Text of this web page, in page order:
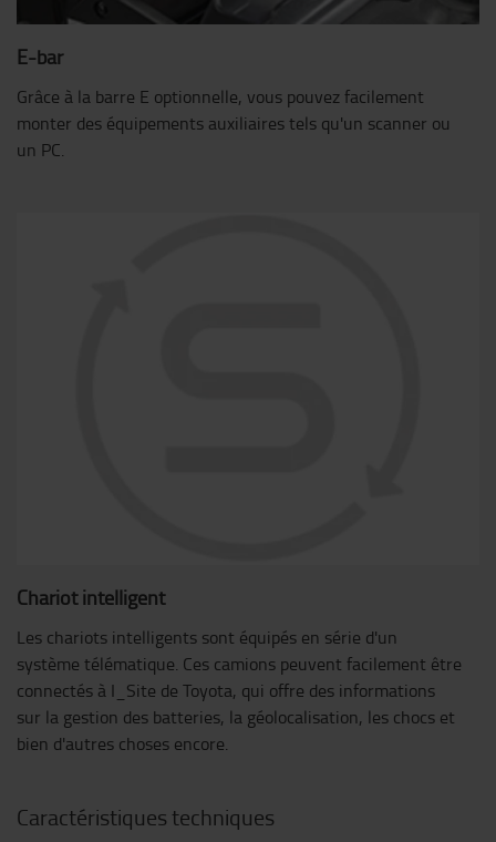
E-bar
Grâce à la barre E optionnelle, vous pouvez facilement
monter des équipements auxiliaires tels qu'un scanner ou
un PC.
Chariot intelligent
Les chariots intelligents sont équipés en série d'un
système télématique. Ces camions peuvent facilement être
connectés à I_Site de Toyota, qui offre des informations
sur la gestion des batteries, la géolocalisation, les chocs et
bien d'autres choses encore.
Caractéristiques techniques